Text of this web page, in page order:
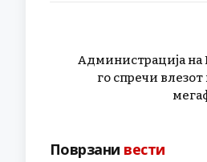
Администрација
го спречи
Поврзани вести